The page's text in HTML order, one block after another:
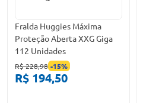
Fralda Huggies Máxima
Proteção Aberta XXG Giga
112 Unidades
R$ 228,98 -15%
R$ 194,50